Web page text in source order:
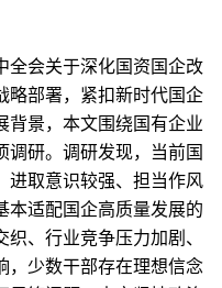
会关于深化国资国企改
略部署，紧扣新时代国企
背景，本文围绕国有企业
调研。调研发现，当前国
进取意识较强、担当作风
本适配国企高质量发展的
、行业竞争压力加剧、
，少数干部存在理想信念